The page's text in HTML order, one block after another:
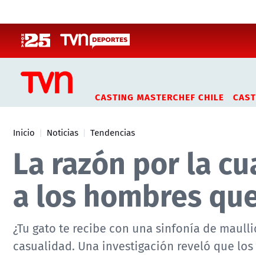
CASTING MASTERCHEF CHILE
Inicio Noticias Tendencias
La razón por la
a los hombres
¿Tu gato te recibe con una sinfonía de
casualidad. Una investigación reveló que